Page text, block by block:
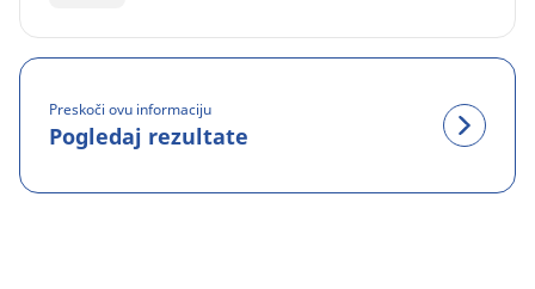
Preskoči ovu informaciju
Pogledaj rezultate